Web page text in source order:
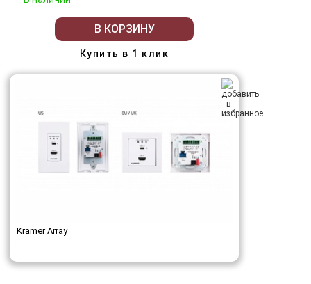
В КОРЗИНУ
Купить в 1 клик
Kramer Array